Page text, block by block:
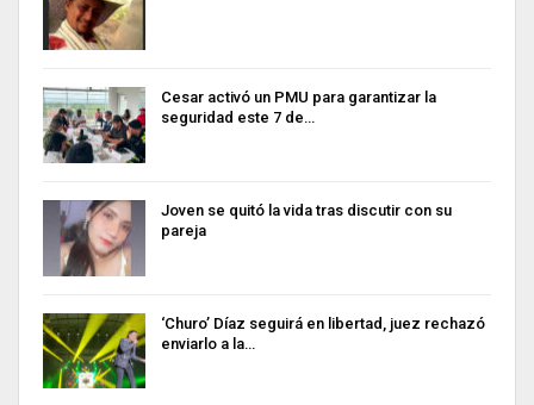
Cesar activó un PMU para garantizar la
seguridad este 7 de…
Joven se quitó la vida tras discutir con su
pareja
‘Churo’ Díaz seguirá en libertad, juez rechazó
enviarlo a la…